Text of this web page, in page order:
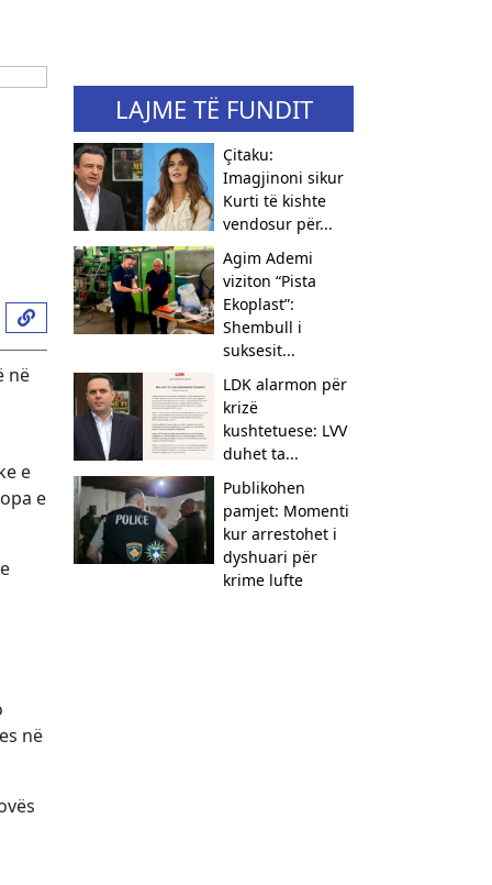
në
e
e
në
LAJME TË FUNDIT
Çitaku:
Imagjinoni sikur
Kurti të kishte
vendosur për...
Agim Ademi
viziton “Pista
Ekoplast”:
Shembull i
suksesit...
LDK alarmon për
krizë
kushtetuese: LVV
duhet ta...
Publikohen
pamjet: Momenti
kur arrestohet i
dyshuari për
krime lufte